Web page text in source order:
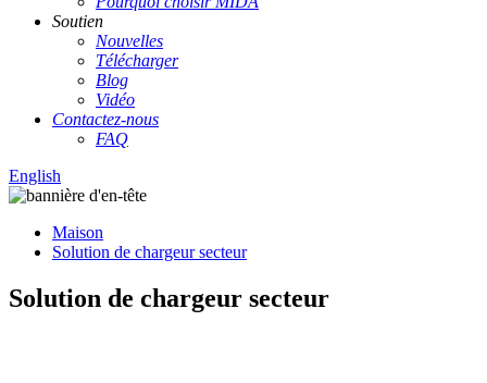
Soutien
Nouvelles
Télécharger
Blog
Vidéo
Contactez-nous
FAQ
English
Maison
Solution de chargeur secteur
Solution de chargeur secteur